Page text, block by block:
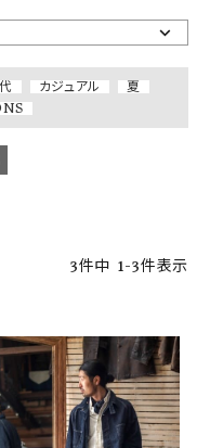
カジュアル
夏
3件中 1-3件表示